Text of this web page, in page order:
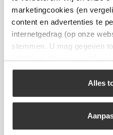
marketingcookies (en
content en advertenties te
internetgedrag (op onze
stemmen. U mag gegeven
uw keuze op onze website
Alles
Rookhout Beuken
€7,99
Bekijk